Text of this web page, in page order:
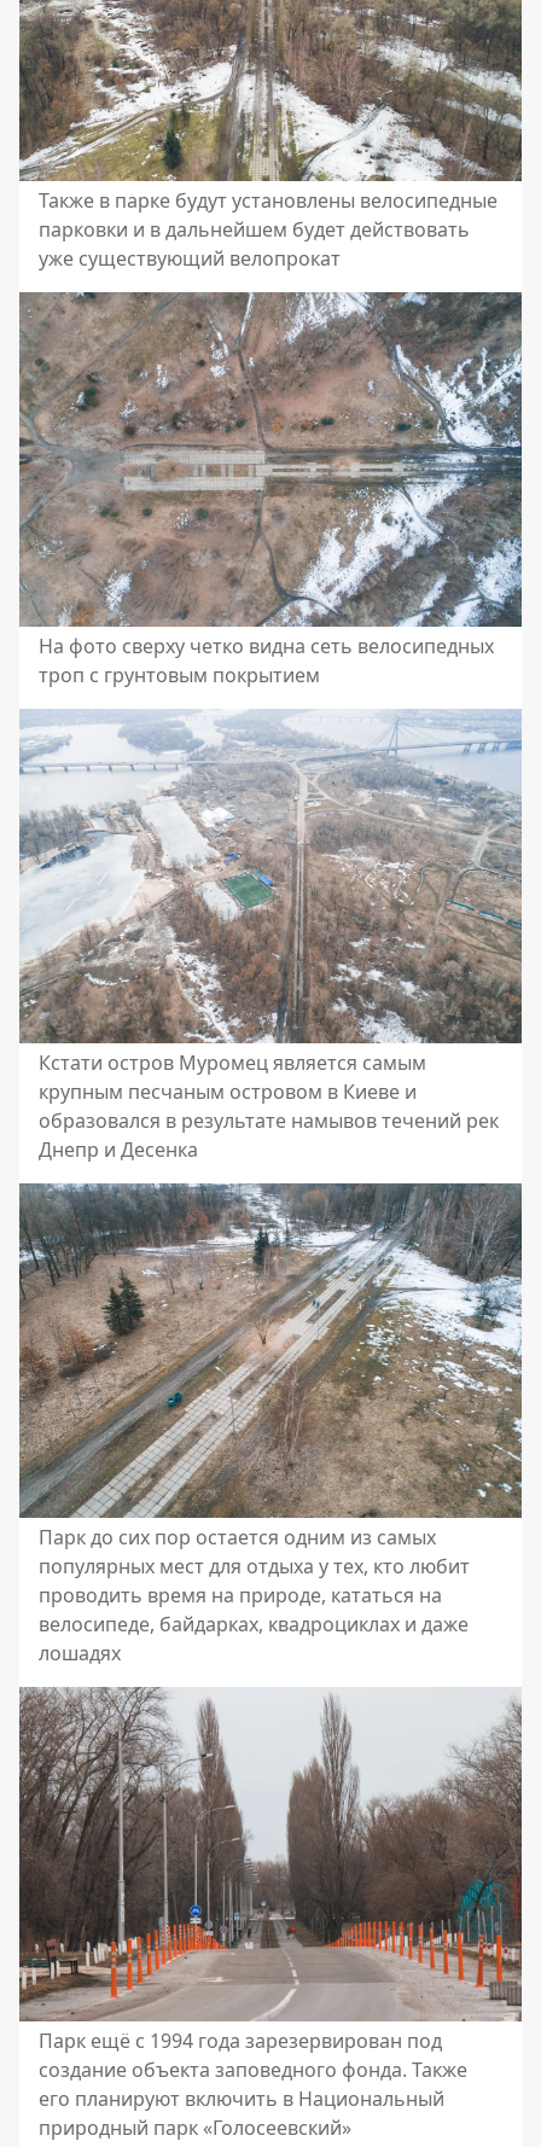
Также в парке будут установлены велосипедные
парковки и в дальнейшем будет действовать
уже существующий велопрокат
На фото сверху четко видна сеть велосипедных
троп с грунтовым покрытием
Кстати остров Муромец является самым
крупным песчаным островом в Киеве и
образовался в результате намывов течений рек
Днепр и Десенка
Парк до сих пор остается одним из самых
популярных мест для отдыха у тех, кто любит
проводить время на природе, кататься на
велосипеде, байдарках, квадроциклах и даже
лошадях
Парк ещё с 1994 года зарезервирован под
создание объекта заповедного фонда. Также
его планируют включить в Национальный
природный парк «Голосеевский»